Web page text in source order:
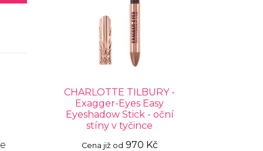
CHARLOTTE TILBURY -
Exagger-Eyes Easy
Eyeshadow Stick - oční
stíny v tyčince
Cena již od 970 Kč